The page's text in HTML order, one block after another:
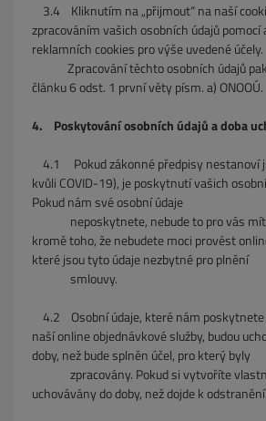
3.4
Kliknutím na „přijmout“ na naší
zpracováním vašich osobních údajů
reklamních cookies pro výše uvedené účely.
Zpracování těchto osobních údajů pak
článku 6 odst. 1 první věty písm. a) ONOOÚ.
4. Poskytování osobních údajů a doba
4.1 Pokud zákonné předpisy nestanoví
kvůli COVID-19), je poskytnutí vašich
Pokud nám své osobní údaje
neposkytnete, nebude to pro vás mít
kromě toho, že nebudete moci provést
které jsou tyto údaje nezbytné pro plnění
smlouvy.
4.2 Osobní údaje, které nám
naší online objednávkové služby, budou
doby, než bude splněn účel, pro který byly
zpracovány. Pokud si vytvoříte vlastní
uchovávány do doby, než dojde k